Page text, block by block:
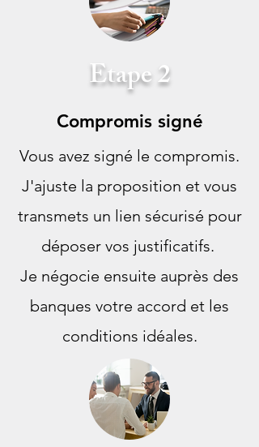
Etape 2
Compromis signé
Vous avez signé le compromis.
J'ajuste la proposition et vous
transmets un lien sécurisé pour
déposer vos justificatifs.
Je négocie ensuite auprès des
banques votre accord et les
conditions idéales.